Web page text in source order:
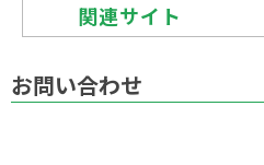
関連サイト
日本ハウスクリーニング協会
お問い合わせ